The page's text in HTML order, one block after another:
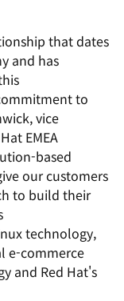
that dates
and has
to
vice
EMEA
based
our customers
to build their
technology,
e-commerce
and Red Hat's